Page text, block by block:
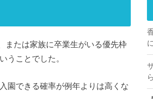
または家族に卒業生がいる優先枠
うことでした。
園できる確率が例年よりは高くな